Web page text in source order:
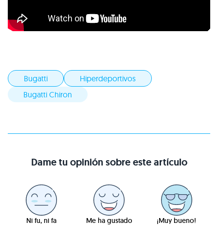
Bugatti
Hiperdeportivos
Bugatti Chiron
Dame tu opinión sobre este artículo
Ni fu, ni fa Me ha gustado ¡Muy bueno!